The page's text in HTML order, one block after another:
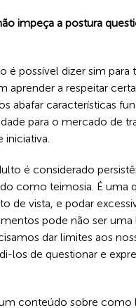
impeça a postura
é possível dizer sim para
aprender a respeitar
abafar características
para o mercado de
iniciativa.
é considerado
como teimosia. É uma
de vista, e podar
pode não ser uma
dar limites aos
los de questionar e
conteúdo sobre como